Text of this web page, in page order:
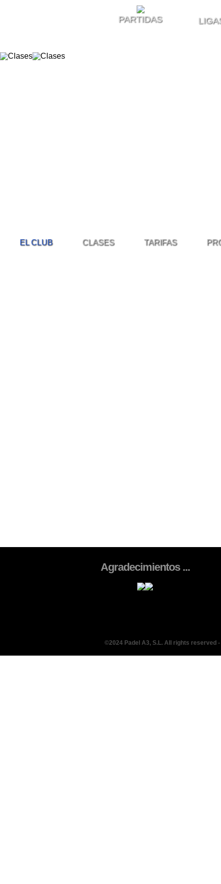
PARTIDAS
EL CLUB CLASES TARIFAS
Agradecimientos ...
©2024 Padel A3, S.L. All rights reserved -